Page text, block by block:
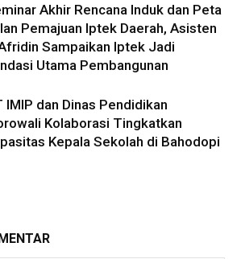
Akhir Rencana Induk dan Peta
Pemajuan Iptek Daerah, Asisten
Sampaikan Iptek Jadi
Utama Pembangunan
IMIP dan Dinas Pendidikan
Kolaborasi Tingkatkan
Kepala Sekolah di Bahodopi